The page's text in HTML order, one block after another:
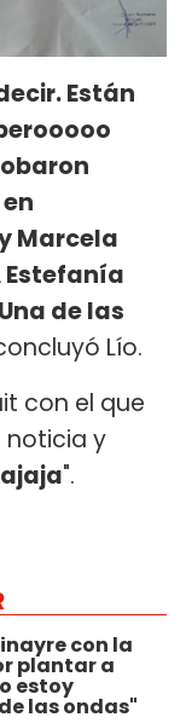
Están
en
Marcela
Estefanía
de las
Lío.
con el que
noticia y
".
con la
plantar a
estoy
las ondas"